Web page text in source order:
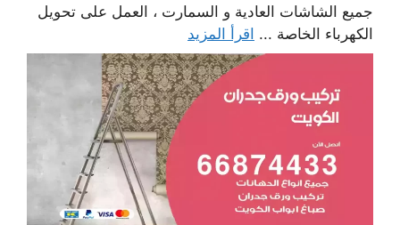
جميع الشاشات العادية و السمارت ، العمل على تحويل
الكهرباء الخاصة ... اقرأ المزيد